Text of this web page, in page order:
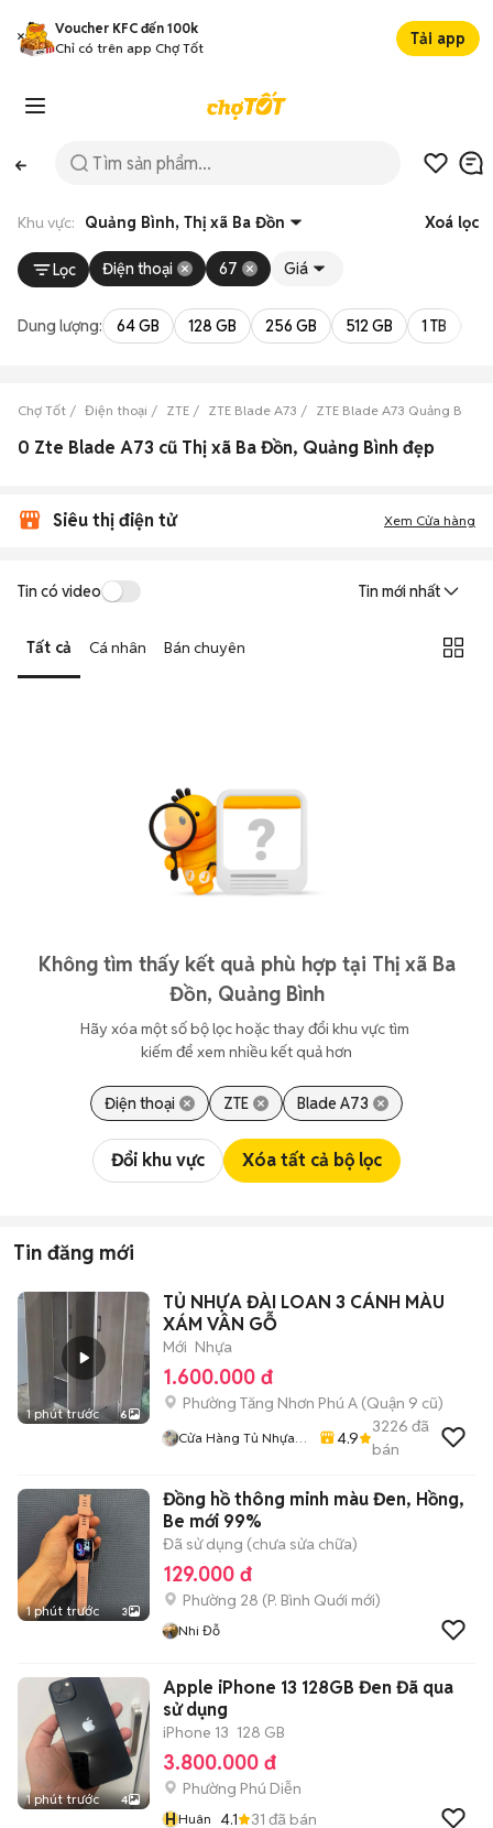
Voucher KFC đến 100k
Chỉ có trên app Chợ Tốt
Tải app
Khu vực: Quảng Bình, Thị xã Ba Đồn Xoá lọc
Lọc Điện thoại 67 Giá
Dung lượng: 64 GB 128 GB 256 GB 512 GB 1 TB
Chợ Tốt Điện thoại ZTE ZTE Blade A73 ZTE Blade A73 Quảng Bình
0 Zte Blade A73 cũ Thị xã Ba Đồn, Quảng Bình đẹp
Siêu thị điện tử Xem Cửa hàng
Tin có video Tin mới nhất
Tất cả Cá nhân Bán chuyên
Không tìm thấy kết quả phù hợp tại Thị xã Ba
Đồn, Quảng Bình
Hãy xóa một số bộ lọc hoặc thay đổi khu vực tìm
kiếm để xem nhiều kết quả hơn
Điện thoại ZTE Blade A73
Đổi khu vực Xóa tất cả bộ lọc
Tin đăng mới
1 phút trước 6
TỦ NHỰA ĐÀI LOAN 3 CÁNH MÀU
XÁM VÂN GỖ
Mới Nhựa
1.600.000 đ
Phường Tăng Nhơn Phú A (Quận 9 cũ)
Cửa Hàng Tủ Nhựa
4.9
3226 đã
bán
1 phút trước 3
Đồng hồ thông minh màu Đen, Hồng,
Be mới 99%
Đã sử dụng (chưa sửa chữa)
129.000 đ
Phường 28 (P. Bình Quới mới)
Nhi Đỗ
1 phút trước 4
Apple iPhone 13 128GB Đen Đã qua
sử dụng
iPhone 13 128 GB
3.800.000 đ
Phường Phú Diễn
HHuân 4.1 31 đã bán